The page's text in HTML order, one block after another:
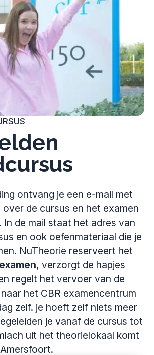
ontvang je een e-mail met
over de cursus en het examen
In de mail staat het adres van
en ook oefenmateriaal die je
NuTheorie reserveert het
, verzorgt de hapjes
regelt het vervoer van de
het CBR examencentrum
zelf. je hoeft zelf niets meer
je vanaf de cursus tot
uit het theorielokaal komt